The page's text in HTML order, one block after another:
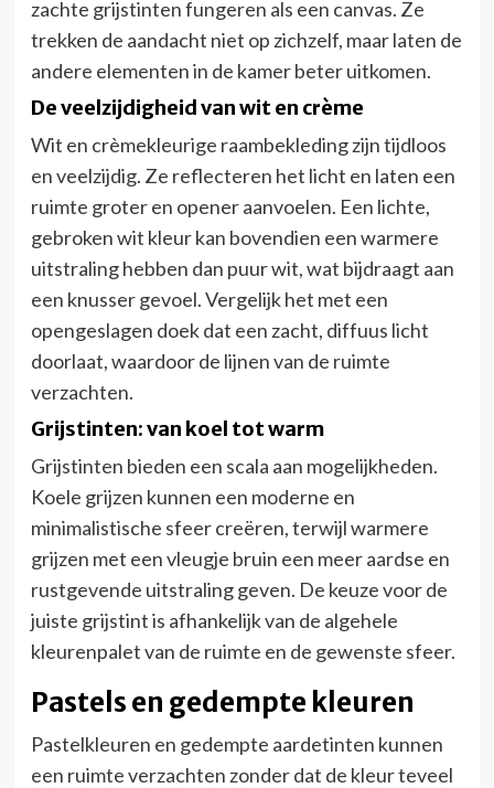
zachte grijstinten fungeren als een canvas. Ze
trekken de aandacht niet op zichzelf, maar laten de
andere elementen in de kamer beter uitkomen.
De veelzijdigheid van wit en crème
Wit en crèmekleurige raambekleding zijn tijdloos
en veelzijdig. Ze reflecteren het licht en laten een
ruimte groter en opener aanvoelen. Een lichte,
gebroken wit kleur kan bovendien een warmere
uitstraling hebben dan puur wit, wat bijdraagt aan
een knusser gevoel. Vergelijk het met een
opengeslagen doek dat een zacht, diffuus licht
doorlaat, waardoor de lijnen van de ruimte
verzachten.
Grijstinten: van koel tot warm
Grijstinten bieden een scala aan mogelijkheden.
Koele grijzen kunnen een moderne en
minimalistische sfeer creëren, terwijl warmere
grijzen met een vleugje bruin een meer aardse en
rustgevende uitstraling geven. De keuze voor de
juiste grijstint is afhankelijk van de algehele
kleurenpalet van de ruimte en de gewenste sfeer.
Pastels en gedempte kleuren
Pastelkleuren en gedempte aardetinten kunnen
een ruimte verzachten zonder dat de kleur teveel